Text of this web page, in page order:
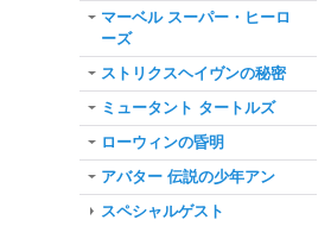
マーベル スーパー・ヒーロ
ーズ
ストリクスヘイヴンの秘密
ミュータント タートルズ
ローウィンの昏明
アバター 伝説の少年アン
スペシャルゲスト